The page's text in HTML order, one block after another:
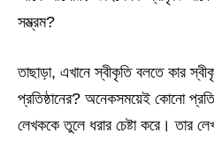
সম্ভ্রম?
তাছাড়া, এখানে স্বীকৃতি বলতে কার
প্রতিষ্ঠানের? অনেকসময়েই কোনো
লেখককে তুলে ধরার চেষ্টা করে। তার